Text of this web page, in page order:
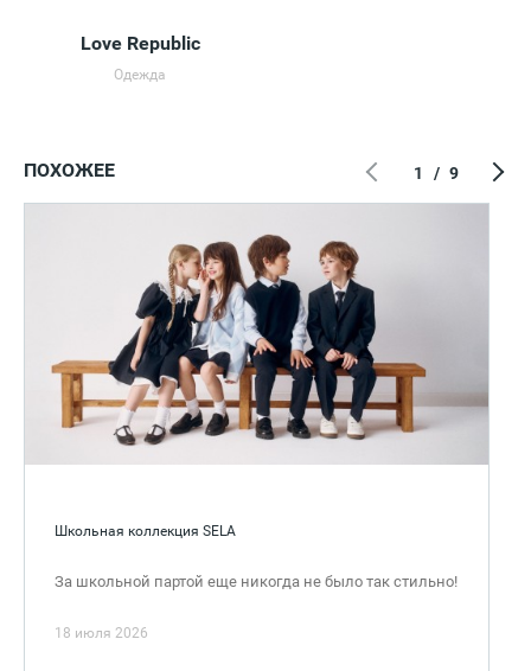
Love Republic
Одежда
ПОХОЖЕЕ
Школьная коллекция SELA
За школьной партой еще никогда не было так стильно!
18 июля 2026
1 / 9